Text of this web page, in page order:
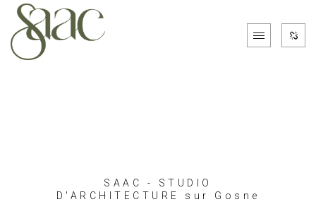
SAAC - STUDIO
D'ARCHITECTURE sur Gosne